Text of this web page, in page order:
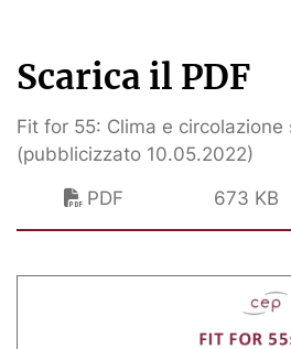
Scarica il PDF
Fit for 55: Clima e circolazione
(pubblicizzato 10.05.2022)
PDF
673 KB